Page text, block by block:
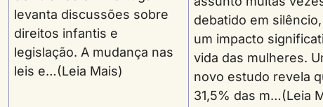
levanta discussões sobre
direitos infantis e
legislação. A mudança nas
leis e…(Leia Mais)
debatido em
um impacto
vida das mulheres.
novo estudo revela
31,5% das m…(Leia